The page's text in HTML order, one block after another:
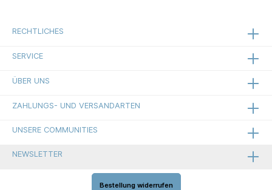
RECHTLICHES
SERVICE
ÜBER UNS
ZAHLUNGS- UND VERSANDARTEN
UNSERE COMMUNITIES
NEWSLETTER
Bestellung widerrufen